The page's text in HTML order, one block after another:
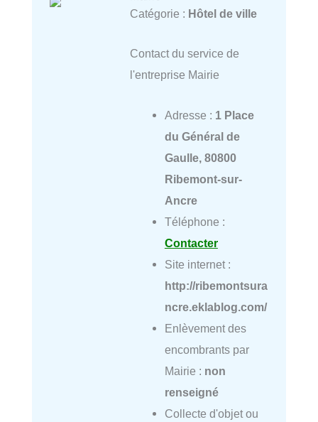
Catégorie : Hôtel de ville
Contact du service de
l'entreprise Mairie
Adresse : 1 Place
du Général de
Gaulle, 80800
Ribemont-sur-
Ancre
Téléphone :
Contacter
Site internet :
http://ribemontsura
ncre.eklablog.com/
Enlèvement des
encombrants par
Mairie : non
renseigné
Collecte d'objet ou